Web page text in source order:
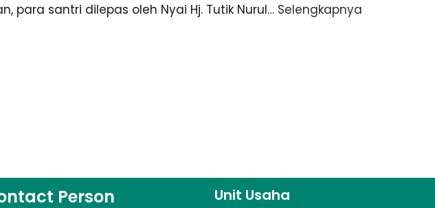
para santri dilepas oleh Nyai Hj. Tutik Nurul… Selengkapnya
Person Unit Usaha